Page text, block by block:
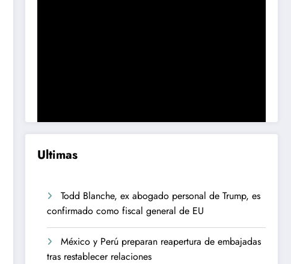
Ultimas
Todd Blanche, ex abogado personal de Trump, es
confirmado como fiscal general de EU
México y Perú preparan reapertura de embajadas
tras restablecer relaciones